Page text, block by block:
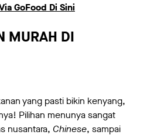
GoFood Di Sini
MURAH DI
yang pasti bikin kenyang,
Pilihan menunya sangat
nusantara, Chinese, sampai